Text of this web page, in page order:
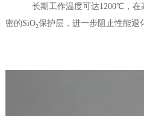
长期工作温度可达1200℃，在
密的SiO₂保护层，进一步阻止性能退